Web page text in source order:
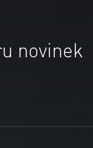
novinek